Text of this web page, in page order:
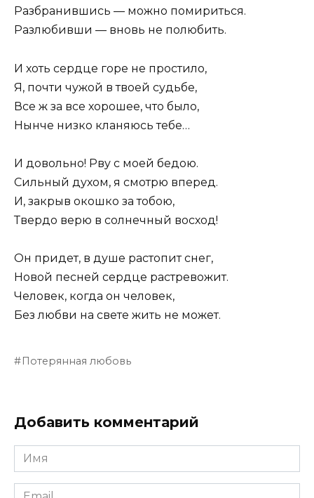
Разбранившись — можно помириться.
Разлюбивши — вновь не полюбить.
И хоть сердце горе не простило,
Я, почти чужой в твоей судьбе,
Все ж за все хорошее, что было,
Нынче низко кланяюсь тебе…
И довольно! Рву с моей бедою.
Сильный духом, я смотрю вперед.
И, закрыв окошко за тобою,
Твердо верю в солнечный восход!
Он придет, в душе растопит снег,
Новой песней сердце растревожит.
Человек, когда он человек,
Без любви на свете жить не может.
Потерянная любовь
Добавить комментарий
Имя
Email